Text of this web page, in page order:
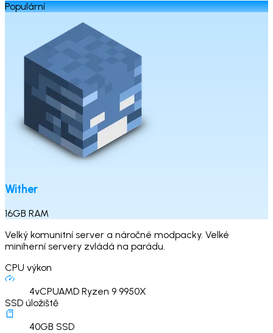
Populární
Wither
16GB RAM
Velký komunitní server a náročné modpacky. Velké
miniherní servery zvládá na parádu.
CPU výkon
4vCPUAMD Ryzen 9 9950X
SSD úložiště
40GB SSD